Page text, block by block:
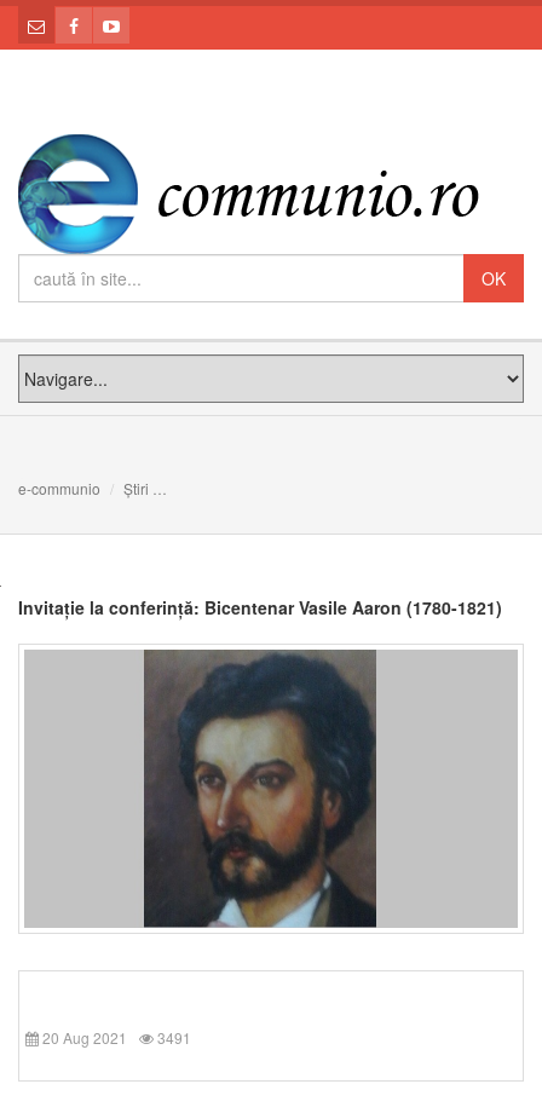
e-communio Știri
Invitație la conferință: Bicentenar Vasile Aaron (1780-1821)
20 Aug 2021 3491